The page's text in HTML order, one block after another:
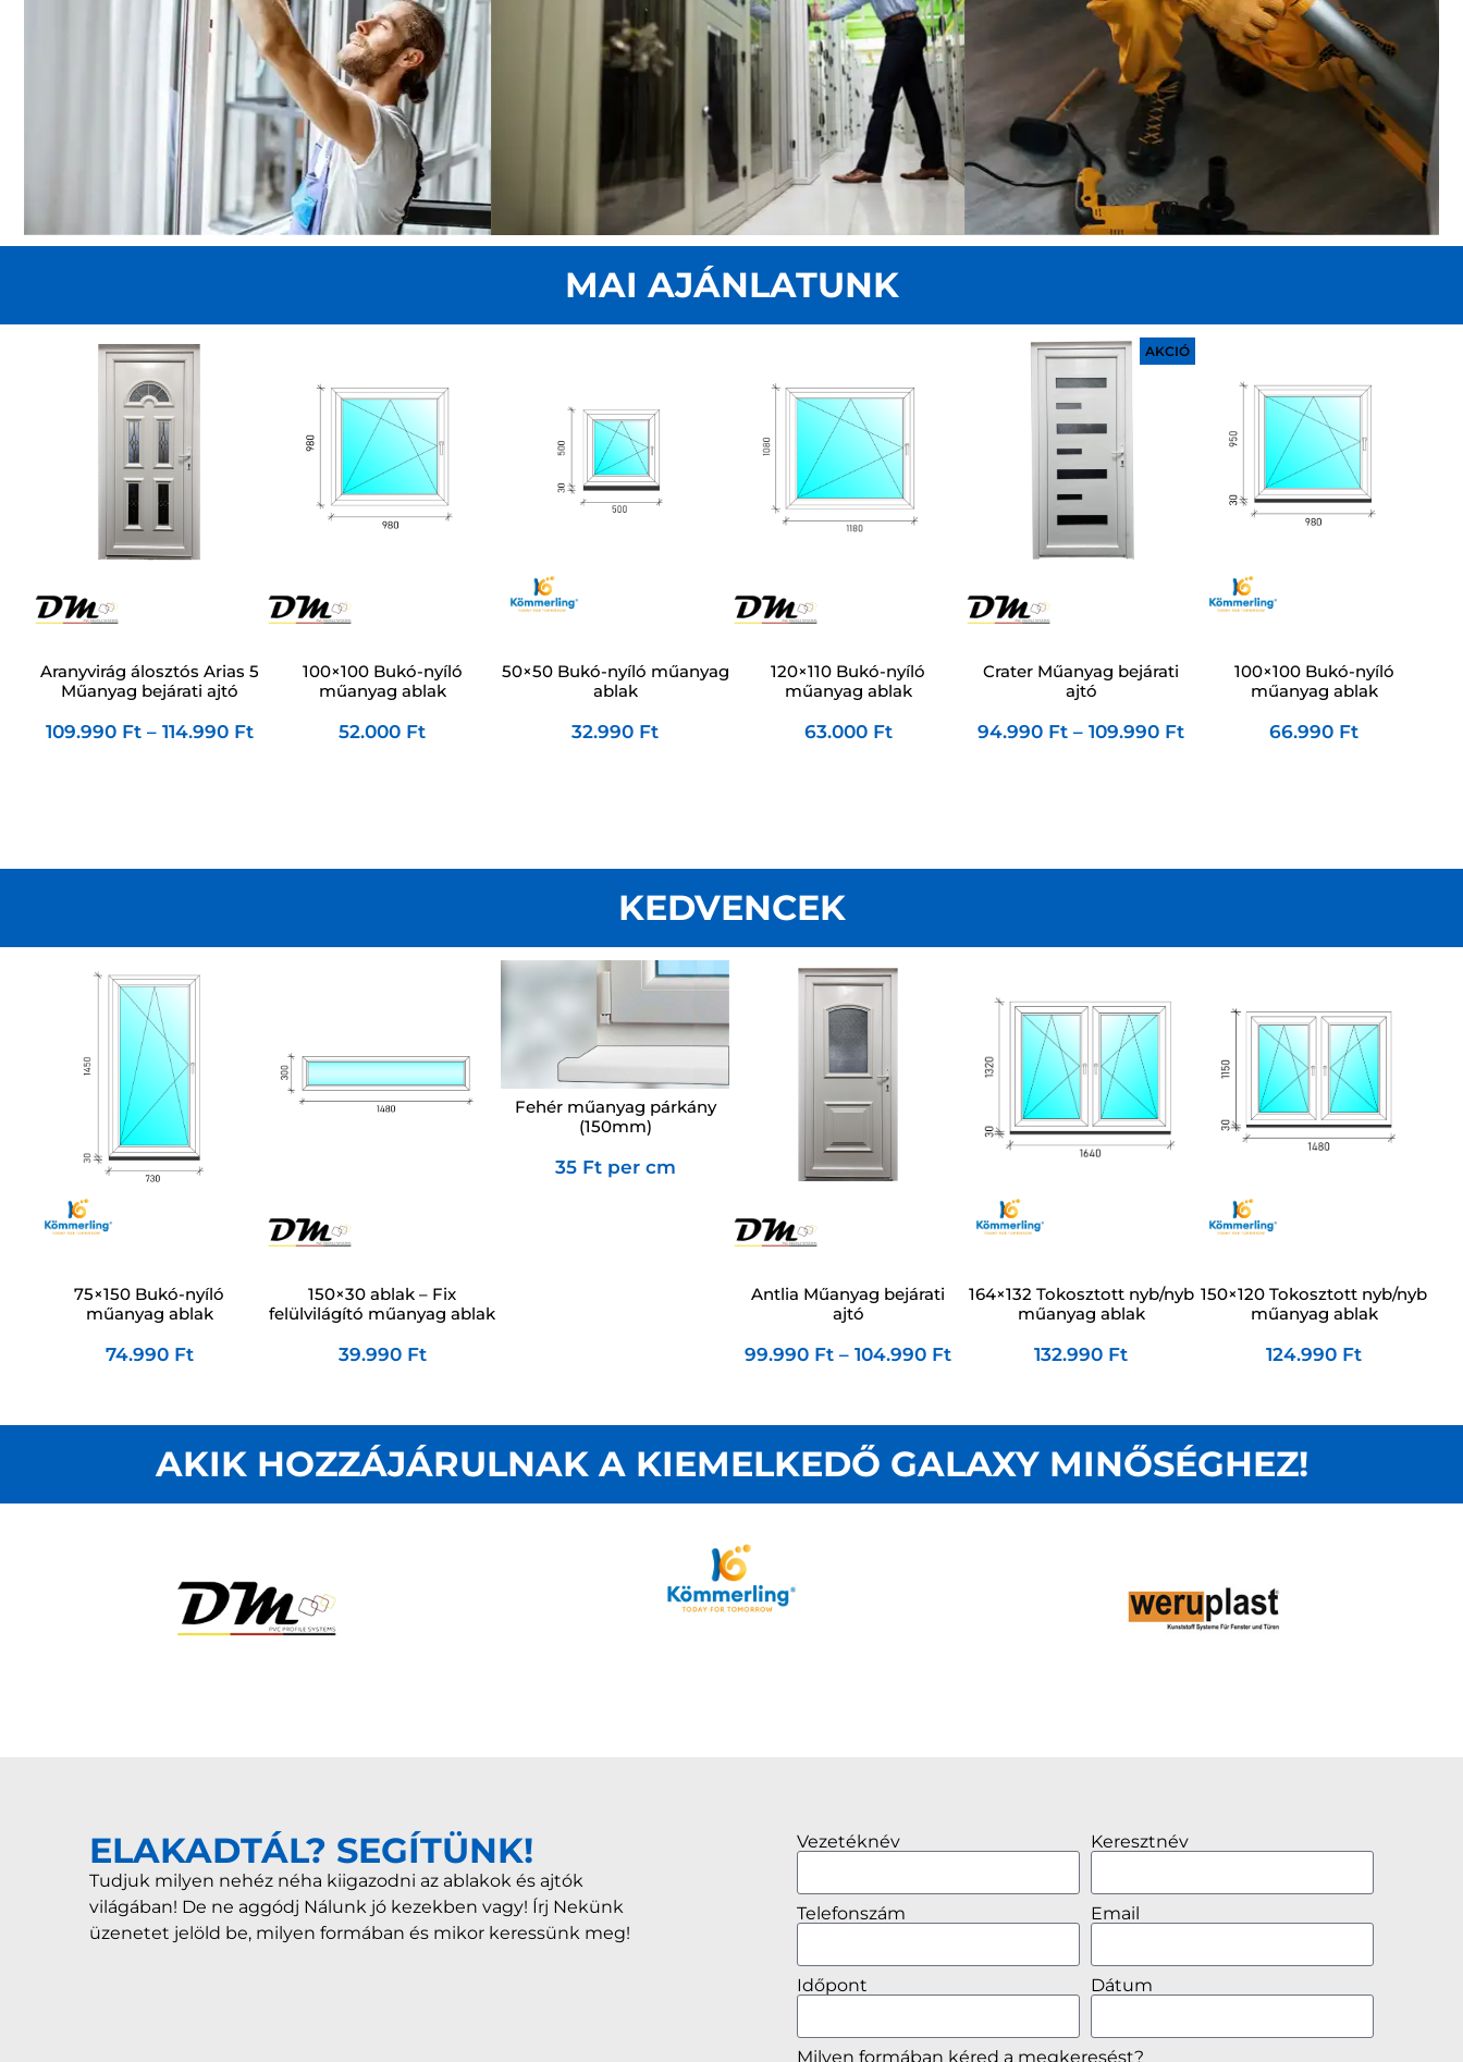
MAI AJÁNLATUNK
Aranyvirág álosztós Arias 5
Műanyag bejárati ajtó
109.990 Ft – 114.990 Ft
100×100 Bukó-nyíló
műanyag ablak
52.000 Ft
50×50 Bukó-nyíló műanyag
ablak
32.990 Ft
120×110 Bukó-nyíló
műanyag ablak
63.000 Ft
AKCIÓ
Crater Műanyag bejárati
ajtó
94.990 Ft – 109.990 Ft
100×100 Bukó-nyíló
műanyag ablak
66.990 Ft
KEDVENCEK
75×150 Bukó-nyíló
műanyag ablak
74.990 Ft
150×30 ablak – Fix
felülvilágító műanyag ablak
39.990 Ft
Fehér műanyag párkány
(150mm)
35 Ftper cm
Antlia Műanyag bejárati
ajtó
99.990 Ft – 104.990 Ft
164×132 Tokosztott nyb/nyb
műanyag ablak
132.990 Ft
150×120 Tokosztott nyb/nyb
műanyag ablak
124.990 Ft
AKIK HOZZÁJÁRULNAK A KIEMELKEDŐ GALAXY MINŐSÉGHEZ!
ELAKADTÁL? SEGÍTÜNK!
Tudjuk milyen nehéz néha kiigazodni az ablakok és ajtók
világában! De ne aggódj Nálunk jó kezekben vagy! Írj Nekünk
üzenetet jelöld be, milyen formában és mikor keressünk meg!
Vezetéknév Keresztnév
Telefonszám Email
Időpont Dátum
Milyen formában kéred a megkeresést?